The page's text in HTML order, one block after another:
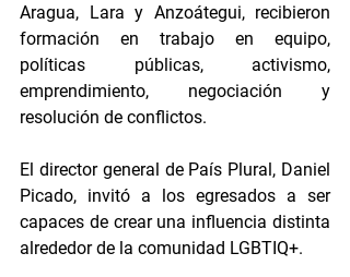
Aragua, Lara y Anzoátegui, recibieron
formación en trabajo en equipo,
políticas públicas, activismo,
emprendimiento, negociación y
resolución de conflictos.
El director general de País Plural, Daniel
Picado, invitó a los egresados a ser
capaces de crear una influencia distinta
alrededor de la comunidad LGBTIQ+.